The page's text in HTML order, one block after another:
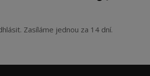
Zasíláme jednou za 14 dní.